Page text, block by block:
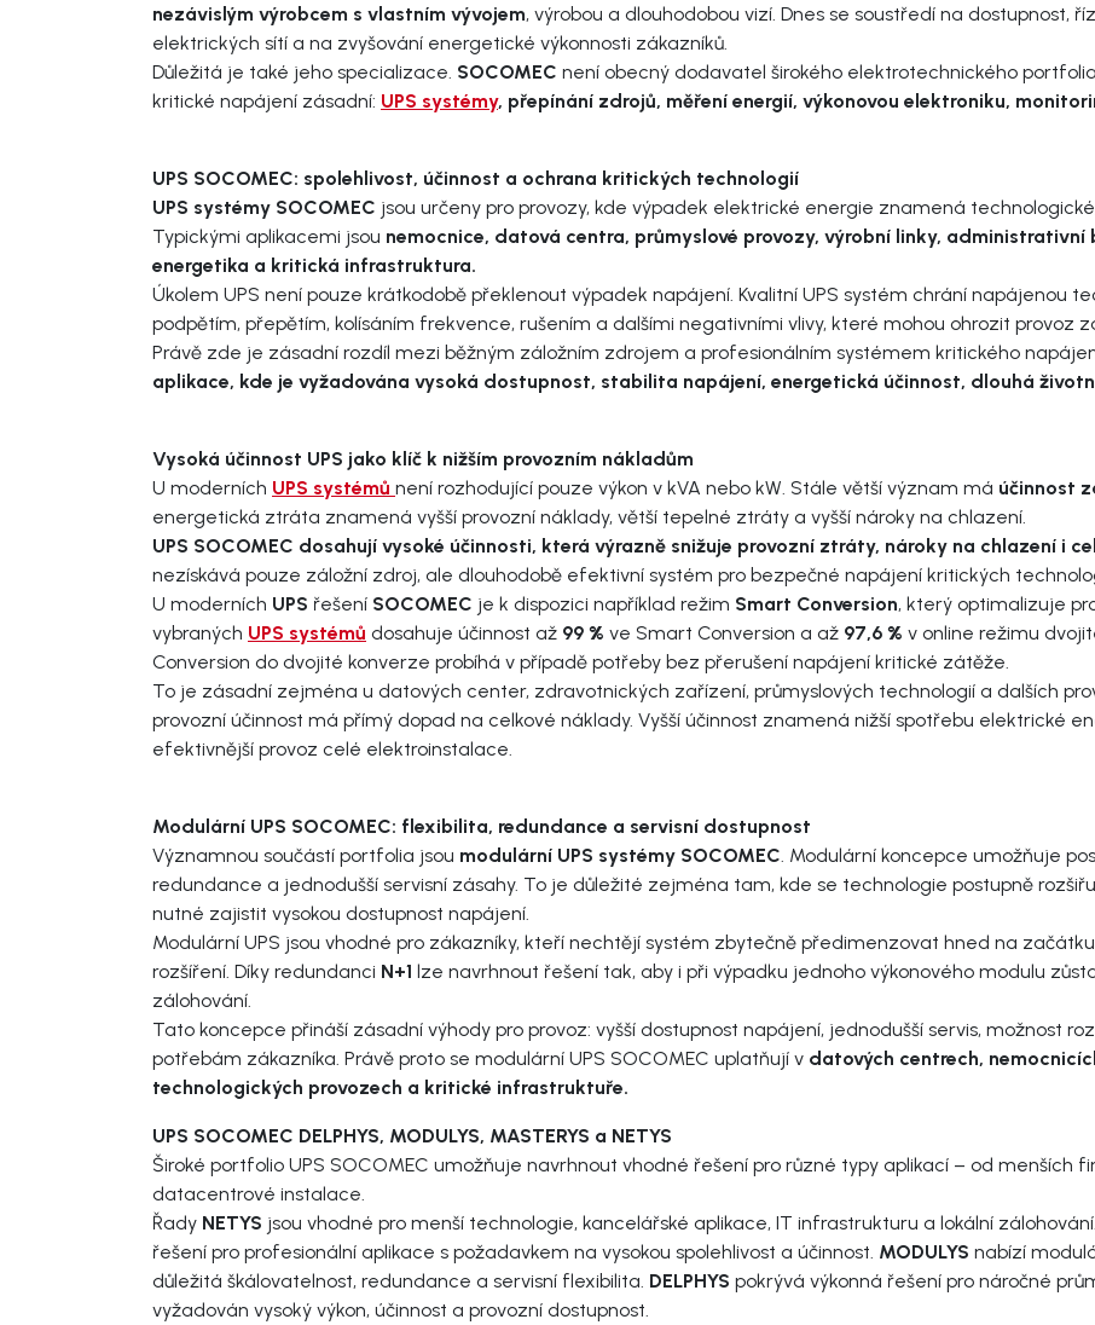
nezávislým výrobcem s vlastním vývojem, výrobou a dlouhodobou vizí. Dnes se soustředí na dostupnost,
elektrických sítí a na zvyšování energetické výkonnosti zákazníků.
Důležitá je také jeho specializace. SOCOMEC není obecný dodavatel širokého elektrotechnického
kritické napájení zásadní: UPS systémy, přepínání zdrojů, měření energií, výkonovou elektroniku,
UPS SOCOMEC: spolehlivost, účinnost a ochrana kritických technologií
UPS systémy SOCOMEC jsou určeny pro provozy, kde výpadek elektrické energie znamená
Typickými aplikacemi jsou nemocnice, datová centra, průmyslové provozy, výrobní linky, administrativní
energetika a kritická infrastruktura.
Úkolem UPS není pouze krátkodobě překlenout výpadek napájení. Kvalitní UPS systém chrání napájenou
podpětím, přepětím, kolísáním frekvence, rušením a dalšími negativními vlivy, které mohou ohrozit provoz
Právě zde je zásadní rozdíl mezi běžným záložním zdrojem a profesionálním systémem kritického
aplikace, kde je vyžadována vysoká dostupnost, stabilita napájení, energetická účinnost, dlouhá
Vysoká účinnost UPS jako klíč k nižším provozním nákladům
U moderních UPS systémů není rozhodující pouze výkon v kVA nebo kW. Stále větší význam má účinnost
energetická ztráta znamená vyšší provozní náklady, větší tepelné ztráty a vyšší nároky na chlazení.
UPS SOCOMEC dosahují vysoké účinnosti, která výrazně snižuje provozní ztráty, nároky na chlazení i
nezískává pouze záložní zdroj, ale dlouhodobě efektivní systém pro bezpečné napájení kritických
U moderních UPS řešení SOCOMEC je k dispozici například režim Smart Conversion, který optimalizuje
vybraných UPS systémů dosahuje účinnost až 99 % ve Smart Conversion a až 97,6 % v online režimu
Conversion do dvojité konverze probíhá v případě potřeby bez přerušení napájení kritické zátěže.
To je zásadní zejména u datových center, zdravotnických zařízení, průmyslových technologií a dalších
provozní účinnost má přímý dopad na celkové náklady. Vyšší účinnost znamená nižší spotřebu elektrické
efektivnější provoz celé elektroinstalace.
Modulární UPS SOCOMEC: flexibilita, redundance a servisní dostupnost
Významnou součástí portfolia jsou modulární UPS systémy SOCOMEC . Modulární koncepce umožňuje
redundance a jednodušší servisní zásahy. To je důležité zejména tam, kde se technologie postupně
nutné zajistit vysokou dostupnost napájení.
Modulární UPS jsou vhodné pro zákazníky, kteří nechtějí systém zbytečně předimenzovat hned na
rozšíření. Díky redundanci N+1 lze navrhnout řešení tak, aby i při výpadku jednoho výkonového modulu
zálohování.
Tato koncepce přináší zásadní výhody pro provoz: vyšší dostupnost napájení, jednodušší servis, možnost
potřebám zákazníka. Právě proto se modulární UPS SOCOMEC uplatňují v datových centrech,
technologických provozech a kritické infrastruktuře.
UPS SOCOMEC DELPHYS, MODULYS, MASTERYS a NETYS
Široké portfolio UPS SOCOMEC umožňuje navrhnout vhodné řešení pro různé typy aplikací – od menších
datacentrové instalace.
Řady NETYS jsou vhodné pro menší technologie, kancelářské aplikace, IT infrastrukturu a lokální zálohování.
řešení pro profesionální aplikace s požadavkem na vysokou spolehlivost a účinnost. MODULYS nabízí
důležitá škálovatelnost, redundance a servisní flexibilita. DELPHYS pokrývá výkonná řešení pro náročné
vyžadován vysoký výkon, účinnost a provozní dostupnost.